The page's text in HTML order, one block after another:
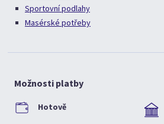
Sportovní podlahy
Masérské potřeby
Možnosti platby
Hotově